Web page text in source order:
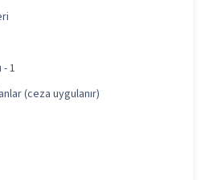
- 1
(ceza uygulanır)